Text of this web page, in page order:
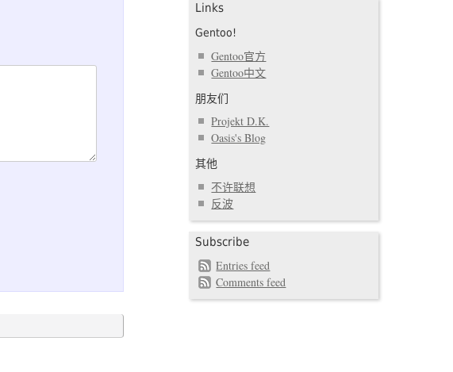
Links
Gentoo!
Gentoo官方
Gentoo中文
朋友们
Projekt D.K.
Oasis's Blog
其他
不许联想
反波
Subscribe
Entries feed
Comments feed